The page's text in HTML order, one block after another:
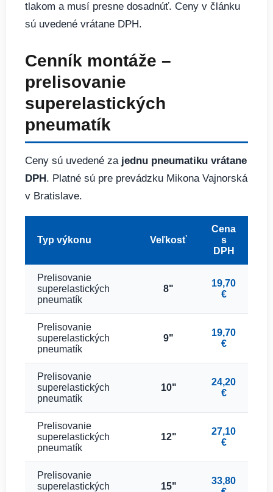
tlakom a musí presne dosadnúť. Ceny v článku
sú uvedené vrátane DPH.
Cenník montáže –
prelisovanie
superelastických
pneumatík
Ceny sú uvedené za jednu pneumatiku vrátane
DPH . Platné sú pre prevádzku Mikona Vajnorská
v Bratislave.
Typ výkonu Veľkosť
Cena
s
DPH
Prelisovanie
superelastických
pneumatík
8"
19,70
€
Prelisovanie
superelastických
pneumatík
9"
19,70
€
Prelisovanie
superelastických
pneumatík
10"
24,20
€
Prelisovanie
superelastických
pneumatík
12"
27,10
€
Prelisovanie
superelastických
15"
33,80